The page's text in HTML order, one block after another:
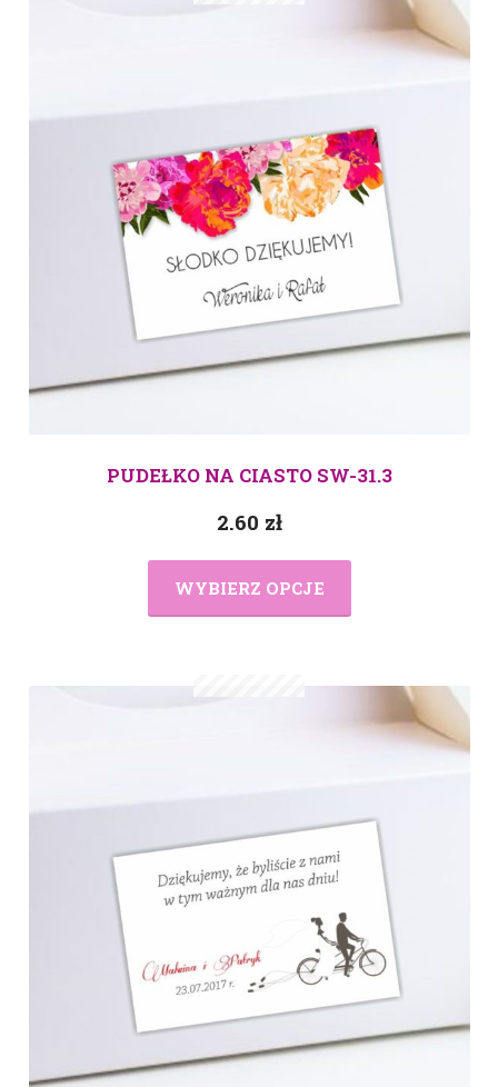
PUDEŁKO NA CIASTO SW-31.3
2.60 zł
WYBIERZ OPCJE